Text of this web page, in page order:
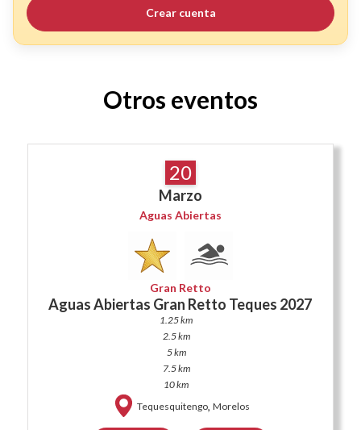
Crear cuenta
Otros eventos
20
Marzo
Aguas Abiertas
Gran Retto
Aguas Abiertas Gran Retto Teques 2027
1.25 km
2.5 km
5 km
7.5 km
10 km
Tequesquitengo, Morelos